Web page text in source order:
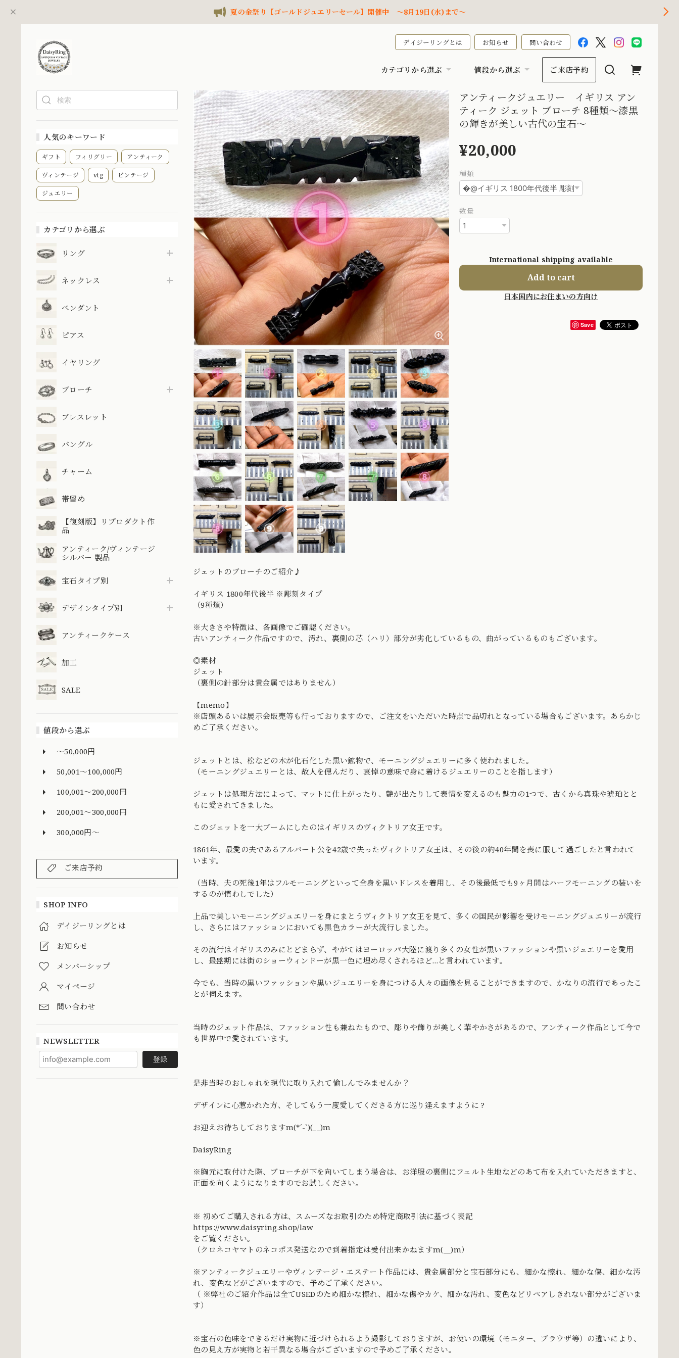
夏の金祭り【ゴールドジュエリーセール】開催中 ～8月19日(水)まで～
デイジーリングとは お知らせ 問い合わせ
カテゴリから選ぶ 値段から選ぶ ご来店予約
人気のキーワード
ギフト フィリグリー アンティーク
ヴィンテージ vtg ビンテージ
ジュエリー
カテゴリから選ぶ
リング
ネックレス
ペンダント
ピアス
イヤリング
ブローチ
ブレスレット
バングル
チャーム
帯留め
【復刻版】リプロダクト作
品
アンティーク/ヴィンテージ
シルバー 製品
宝石タイプ別
デザインタイプ別
アンティークケース
加工
SALE
値段から選ぶ
～50,000円
50,001～100,000円
100,001～200,000円
200,001～300,000円
300,000円～
ご来店予約
SHOP INFO
デイジーリングとは
お知らせ
メンバーシップ
マイページ
問い合わせ
NEWSLETTER
登録
アンティークジュエリー イギリス アン
ティーク ジェット ブローチ 8種類〜漆黒
の輝きが美しい古代の宝石〜
¥20,000
種類
数量
International shipping available
Add to cart
日本国内にお住まいの方向け
Save
ジェットのブローチのご紹介♪
イギリス 1800年代後半 ※彫刻タイプ
（9種類）
※大きさや特徴は、各画像でご確認ください。
古いアンティーク作品ですので、汚れ、裏側の芯（ハリ）部分が劣化しているもの、曲がっているものもございます。
◎素材
ジェット
（裏側の針部分は貴金属ではありません）
【memo】
※店頭あるいは展示会販売等も行っておりますので、ご注文をいただいた時点で品切れとなっている場合もございます。あらかじ
めご了承ください。
ジェットとは、松などの木が化石化した黒い鉱物で、モーニングジュエリーに多く使われました。
（モーニングジュエリーとは、故人を偲んだり、哀悼の意味で身に着けるジュエリーのことを指します）
ジェットは処理方法によって、マットに仕上がったり、艶が出たりして表情を変えるのも魅力の1つで、古くから真珠や琥珀とと
もに愛されてきました。
このジェットを一大ブームにしたのはイギリスのヴィクトリア女王です。
1861年、最愛の夫であるアルバート公を42歳で失ったヴィクトリア女王は、その後の約40年間を喪に服して過ごしたと言われて
います。
（当時、夫の死後1年はフルモーニングといって全身を黒いドレスを着用し、その後最低でも9ヶ月間はハーフモーニングの装いを
するのが慣わしでした）
上品で美しいモーニングジュエリーを身にまとうヴィクトリア女王を見て、多くの国民が影響を受けモーニングジュエリーが流行
し、さらにはファッションにおいても黒色カラーが大流行しました。
その流行はイギリスのみにとどまらず、やがてはヨーロッパ大陸に渡り多くの女性が黒いファッションや黒いジュエリーを愛用
し、最盛期には街のショーウィンドーが黒一色に埋め尽くされるほど…と言われています。
今でも、当時の黒いファッションや黒いジュエリーを身につける人々の画像を見ることができますので、かなりの流行であったこ
とが伺えます。
当時のジェット作品は、ファッション性も兼ねたもので、彫りや飾りが美しく華やかさがあるので、アンティーク作品として今で
も世界中で愛されています。
是非当時のおしゃれを現代に取り入れて愉しんでみませんか？
デザインに心惹かれた方、そしてもう一度愛してくださる方に巡り逢えますように ?
お迎えお待ちしておりますm(*´-`)(__)m
DaisyRing
※胸元に取付けた際、ブローチが下を向いてしまう場合は、お洋服の裏側にフェルト生地などのあて布を入れていただきますと、
正面を向くようになりますのでお試しください。
※ 初めてご購入される方は、スムーズなお取引のため特定商取引法に基づく表記
https://www.daisyring.shop/law
をご覧ください。
（クロネコヤマトのネコポス発送なので到着指定は受付出来かねますm(__)m）
※アンティークジュエリーやヴィンテージ・エステート作品には、貴金属部分と宝石部分にも、細かな擦れ、細かな傷、細かな汚
れ、変色などがございますので、予めご了承ください。
（ ※弊社のご紹介作品は全てUSEDのため細かな擦れ、細かな傷やカケ、細かな汚れ、変色などリペアしきれない部分がございま
す）
※宝石の色味をできるだけ実物に近づけられるよう撮影しておりますが、お使いの環境（モニター、ブラウザ等）の違いにより、
色の見え方が実物と若干異なる場合がございますので予めご了承ください。